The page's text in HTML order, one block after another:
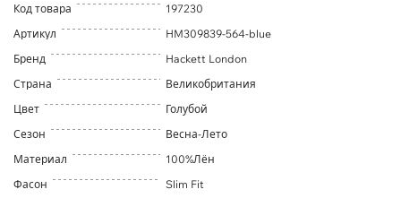
Код товара
197230
Артикул
HM309839-564-blue
Бренд
Hackett London
Страна
Великобритания
Цвет
Голубой
Сезон
Весна-Лето
Материал
100%Лён
Фасон
Slim Fit